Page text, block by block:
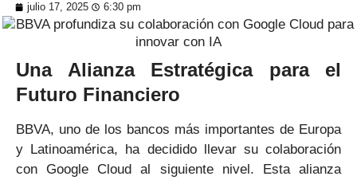
julio 17, 2025 6:30 pm
Una Alianza Estratégica para el
Futuro Financiero
BBVA, uno de los bancos más importantes de Europa
y Latinoamérica, ha decidido llevar su colaboración
con Google Cloud al siguiente nivel. Esta alianza